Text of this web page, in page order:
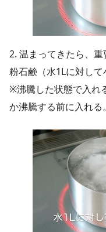
2. 温まってきたら、
粉石鹸（水1Lに対して
※沸騰した状態で入れ
か沸騰する前に入れる。